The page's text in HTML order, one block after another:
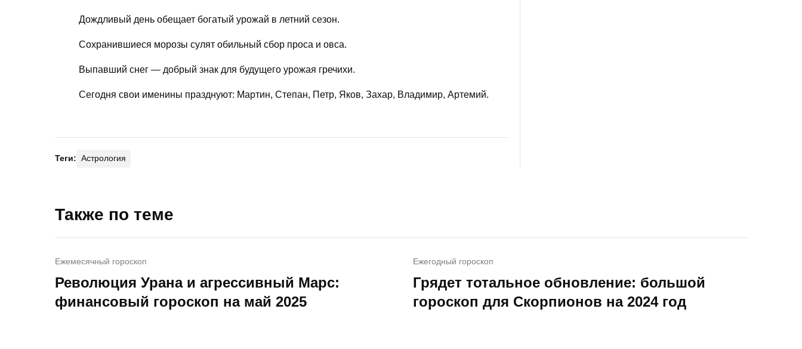
Дождливый день обещает богатый урожай в летний сезон.
Сохранившиеся морозы сулят обильный сбор проса и овса.
Выпавший снег — добрый знак для будущего урожая гречихи.
Сегодня свои именины празднуют: Мартин, Степан, Петр, Яков, Захар, Владимир, Артемий.
Теги: Астрология
Также по теме
Ежемесячный гороскоп
Революция Урана и агрессивный Марс:
финансовый гороскоп на май 2025
Ежегодный гороскоп
Грядет тотальное обновление: большой
гороскоп для Скорпионов на 2024 год